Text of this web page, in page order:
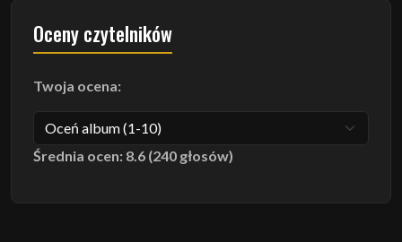
Oceny czytelników
Twoja ocena:
Średnia ocen: 8.6 (240 głosów)